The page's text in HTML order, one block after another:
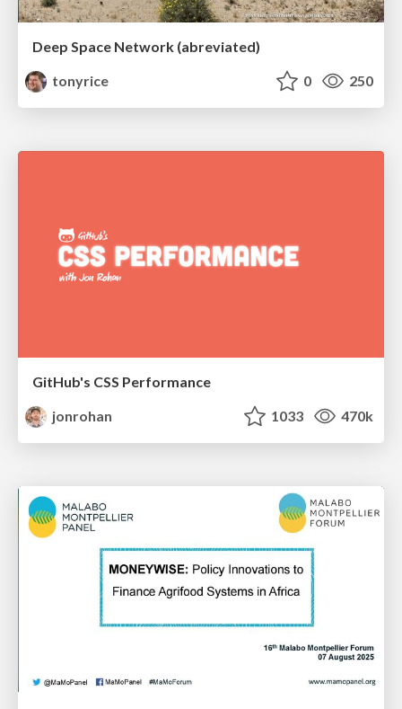
Deep Space Network (abreviated)
tonyrice
0 250
GitHub's CSS Performance
jonrohan
1033 470k